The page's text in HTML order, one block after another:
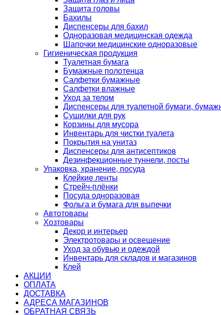
Защита головы
Бахилы
Диспенсеры для бахил
Одноразовая медицинская одежда
Шапочки медицинские одноразовые
Гигиеническая продукция
Туалетная бумага
Бумажные полотенца
Салфетки бумажные
Салфетки влажные
Уход за телом
Диспенсеры для туалетной бумаги,
Сушилки для рук
Корзины для мусора
Инвентарь для чистки туалета
Покрытия на унитаз
Диспенсеры для антисептиков
Дезинфекционные туннели, посты
Упаковка, хранение, посуда
Клейкие ленты
Стрейч-плёнки
Посуда одноразовая
Фольга и бумага для выпечки
Автотовары
Хозтовары
Декор и интерьер
Электротовары и освещение
Уход за обувью и одеждой
Инвентарь для складов и магазинов
Клей
АКЦИИ
ОПЛАТА
ДОСТАВКА
АДРЕСА МАГАЗИНОВ
ОБРАТНАЯ СВЯЗЬ